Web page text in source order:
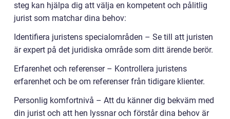
steg kan hjälpa dig att välja en kompetent och pålitlig
jurist som matchar dina behov:
Identifiera juristens specialområden – Se till att juristen
är expert på det juridiska område som ditt ärende berör.
Erfarenhet och referenser – Kontrollera juristens
erfarenhet och be om referenser från tidigare klienter.
Personlig komfortnivå – Att du känner dig bekväm med
din jurist och att hen lyssnar och förstår dina behov är